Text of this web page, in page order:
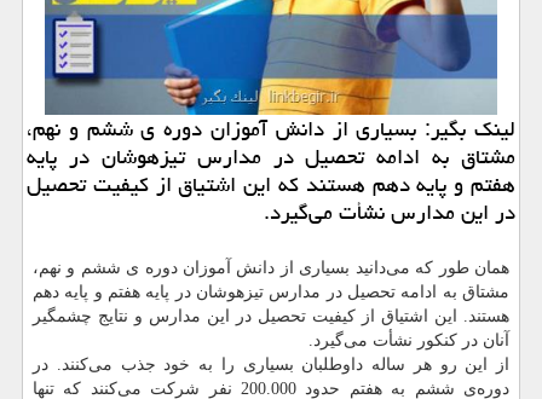
لینك بگیر: بسیاری از دانش آموزان دوره ی ششم و نهم،
مشتاق به ادامه تحصیل در مدارس تیزهوشان در پایه
هفتم و پایه دهم هستند كه این اشتیاق از كیفیت تحصیل
در این مدارس نشأت می‌گیرد.
همان طور که می‌دانید بسیاری از دانش آموزان دوره ی ششم و نهم،
مشتاق به ادامه تحصیل در مدارس تیزهوشان در پایه هفتم و پایه دهم
هستند. این اشتیاق از کیفیت تحصیل در این مدارس و نتایج چشمگیر
آنان در کنکور نشأت می‌گیرد.
از این رو هر ساله داوطلبان بسیاری را به خود جذب می‌کنند. در
دوره‌ی ششم به هفتم حدود 200.000 نفر شرکت می‌کنند که تنها